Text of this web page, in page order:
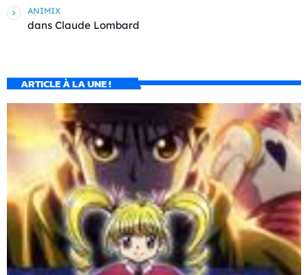
ANIMIX
dans Claude Lombard
ARTICLE À LA UNE !